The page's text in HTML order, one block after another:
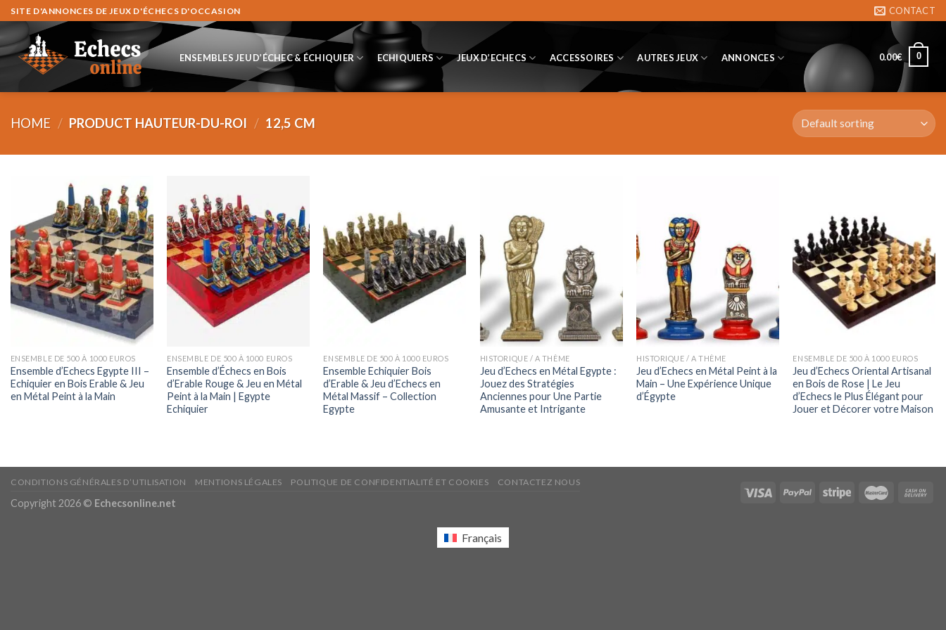
Skip
to
content
SITE D'ANNONCES DE JEUX D'ÉCHECS D'OCCASION CONTACT
ENSEMBLES JEU D’ÉCHEC & ÉCHIQUIER ECHIQUIERS JEUX D’ECHECS ACCESSOIRES AUTRES JEUX ANNONCES 0.00€ 0
HOME / PRODUCT HAUTEUR-DU-ROI / 12,5 CM
ENSEMBLE DE 500 À 1000 EUROS
Ensemble d’Echecs Egypte III –
Echiquier en Bois Erable & Jeu
en Métal Peint à la Main
ENSEMBLE DE 500 À 1000 EUROS
Ensemble d’Échecs en Bois
d’Erable Rouge & Jeu en Métal
Peint à la Main | Egypte
Echiquier
ENSEMBLE DE 500 À 1000 EUROS
Ensemble Echiquier Bois
d’Erable & Jeu d’Echecs en
Métal Massif – Collection
Egypte
HISTORIQUE / A THÈME
Jeu d’Echecs en Métal Egypte :
Jouez des Stratégies
Anciennes pour Une Partie
Amusante et Intrigante
HISTORIQUE / A THÈME
Jeu d’Echecs en Métal Peint à la
Main – Une Expérience Unique
d’Égypte
ENSEMBLE DE 500 À 1000 EUROS
Jeu d’Echecs Oriental Artisanal
en Bois de Rose | Le Jeu
d’Echecs le Plus Élégant pour
Jouer et Décorer votre Maison
CONDITIONS GÉNÉRALES D’UTILISATION MENTIONS LÉGALES POLITIQUE DE CONFIDENTIALITÉ ET COOKIES CONTACTEZ NOUS
Copyright 2026 © Echecsonline.net
Français